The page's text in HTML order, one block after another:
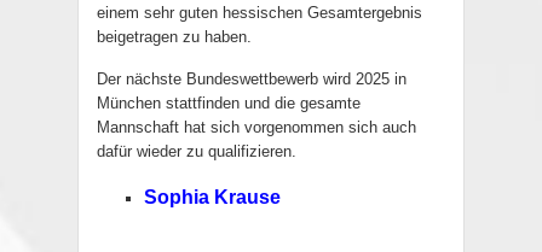
einem sehr guten hessischen Gesamtergebnis
beigetragen zu haben.
Der nächste Bundeswettbewerb wird 2025 in
München stattfinden und die gesamte
Mannschaft hat sich vorgenommen sich auch
dafür wieder zu qualifizieren.
Sophia Krause